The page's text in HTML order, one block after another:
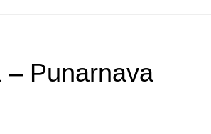
– Punarnava